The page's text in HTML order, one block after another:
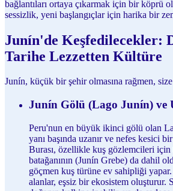
bağlantıları ortaya çıkarmak için bir köprü
sessizlik, yeni başlangıçlar için harika bir
Junín'de Keşfedilecekler:
Tarihe Lezzetten Kültüre
Junín, küçük bir şehir olmasına rağmen,
Junín Gölü (Lago Junín) ve
Peru'nun en büyük ikinci gölü olan
yanı başında uzanır ve nefes kesici
Burası, özellikle kuş gözlemcileri için
batağanının (Junín Grebe) da dahil
göçmen kuş türüne ev sahipliği
alanlar, eşsiz bir ekosistem oluşturur.